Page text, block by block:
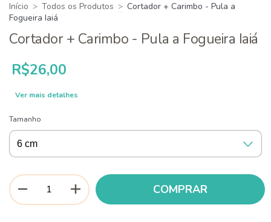
Início > Todos os Produtos > Cortador + Carimbo - Pula a
Fogueira Iaiá
Cortador + Carimbo - Pula a Fogueira Iaiá
R$26,00
Ver mais detalhes
Tamanho